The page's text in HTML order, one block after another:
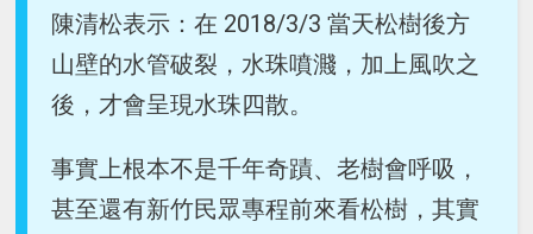
陳清松表示：在 2018/3/3 當天松樹後方
山壁的水管破裂，水珠噴濺，加上風吹之
後，才會呈現水珠四散。
事實上根本不是千年奇蹟、老樹會呼吸，
甚至還有新竹民眾專程前來看松樹，其實